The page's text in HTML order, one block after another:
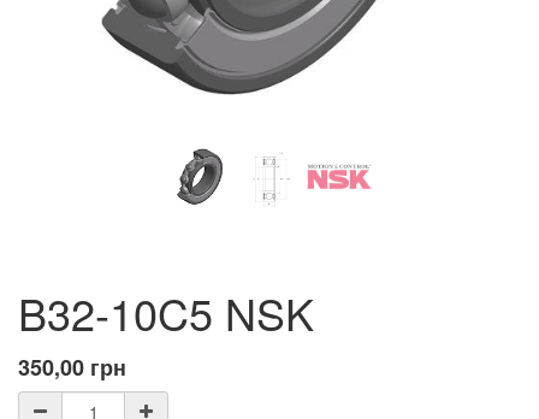
B32-10C5 NSK
350,00 грн